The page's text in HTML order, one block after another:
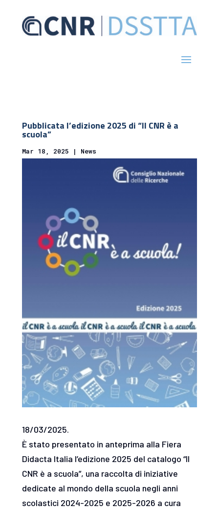
Pubblicata l’edizione 2025 di “Il CNR è a
scuola”
Mar 18, 2025 | News
18/03/2025.
È stato presentato in anteprima alla Fiera
Didacta Italia l’edizione 2025 del catalogo “Il
CNR è a scuola”, una raccolta di iniziative
dedicate al mondo della scuola negli anni
scolastici 2024-2025 e 2025-2026 a cura